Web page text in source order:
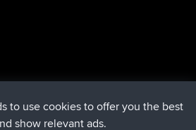
Now
to use cookies to offer you the best
show relevant ads.